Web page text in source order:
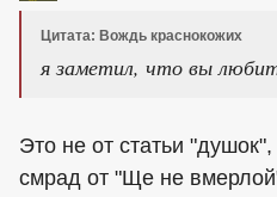
Цитата: Вождь краснокожих
я заметил, что вы
Это не от статьи
смрад от "Ще не